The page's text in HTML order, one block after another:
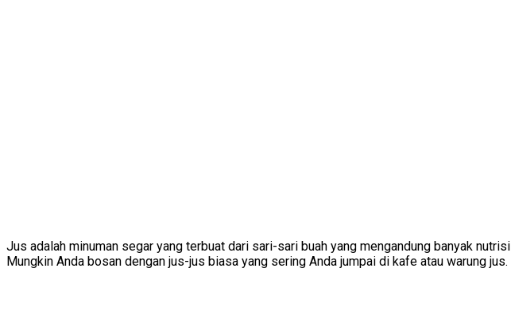
Jus adalah minuman segar yang terbuat dari sari-sari buah yang mengandung banyak
Mungkin Anda bosan dengan jus-jus biasa yang sering Anda jumpai di kafe atau warung